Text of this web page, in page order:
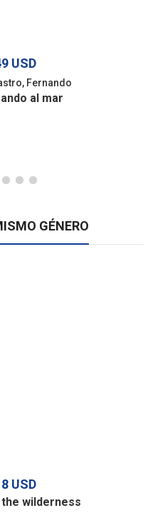
USD
Fernando
al mar
GÉNERO
USD
wilderness